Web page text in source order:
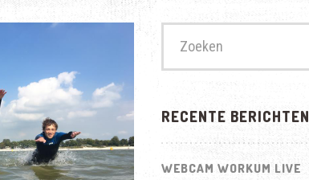
naar:
RECENTE BERICHTEN
WEBCAM WORKUM LIVE